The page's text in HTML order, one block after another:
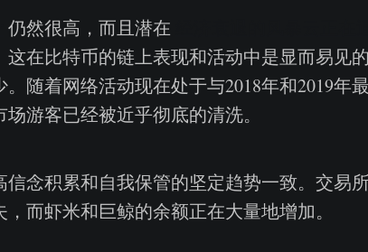
仍然很高，而且潜在
这在比特币的链上表现和活动中是显而易见
随着网络活动现在处于与2018年和2019年
游客已经被近乎彻底的清洗。
念积累和自我保管的坚定趋势一致。交易
而虾米和巨鲸的余额正在大量地增加。